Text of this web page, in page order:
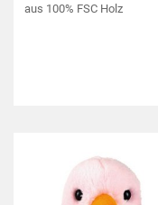
aus 100% FSC Holz